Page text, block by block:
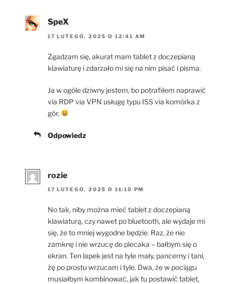
SpeX
17 LUTEGO, 2025 O 12:41 AM
Zgadzam się, akurat mam tablet z doczepianą
klawiaturę i zdarzało mi się na nim pisać i pisma.
Ja w ogóle dziwny jestem, bo potrafiłem naprawić
via RDP via VPN usługę typu ISS via komórka z
gór.
Odpowiedz
rozie
17 LUTEGO, 2025 O 11:10 PM
No tak, niby można mieć tablet z doczepianą
klawiaturą, czy nawet po bluetooth, ale wydaje mi
się, że to mniej wygodne będzie. Raz, że nie
zamknę i nie wrzucę do plecaka – bałbym się o
ekran. Ten lapek jest na tyle mały, pancerny i tani,
żę po prostu wrzucam i tyle. Dwa, że w pociągu
musiałbym kombinować, jak tu postawić tablet,